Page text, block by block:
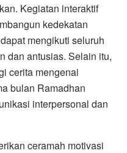
Kegiatan interaktif
kedekatan
mengikuti seluruh
dan antusias. Selain itu,
cerita mengenai
bulan Ramadhan
interpersonal dan
ceramah motivasi